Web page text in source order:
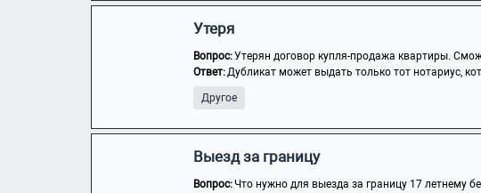
Утеря
Вопрос:Утерян договор купля-продажа квартиры.
Ответ:Дубликат может выдать только тот нотариус,
Другое
Выезд за границу
Вопрос:Что нужно для выезда за границу 17 летнему